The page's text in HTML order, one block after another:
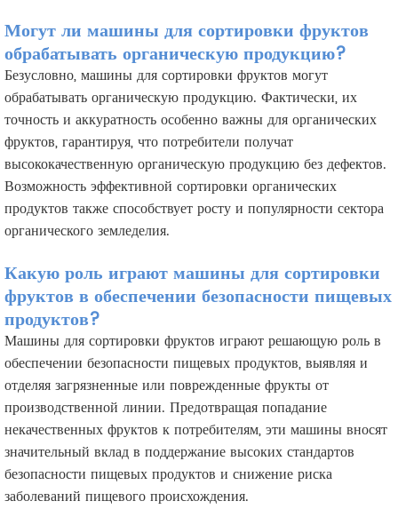
Могут ли машины для сортировки фруктов
обрабатывать органическую продукцию?
Безусловно, машины для сортировки фруктов могут
обрабатывать органическую продукцию. Фактически, их
точность и аккуратность особенно важны для органических
фруктов, гарантируя, что потребители получат
высококачественную органическую продукцию без дефектов.
Возможность эффективной сортировки органических
продуктов также способствует росту и популярности сектора
органического земледелия.
Какую роль играют машины для сортировки
фруктов в обеспечении безопасности пищевых
продуктов?
Машины для сортировки фруктов играют решающую роль в
обеспечении безопасности пищевых продуктов, выявляя и
отделяя загрязненные или поврежденные фрукты от
производственной линии. Предотвращая попадание
некачественных фруктов к потребителям, эти машины вносят
значительный вклад в поддержание высоких стандартов
безопасности пищевых продуктов и снижение риска
заболеваний пищевого происхождения.